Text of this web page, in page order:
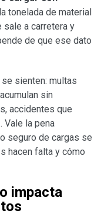
tonelada de material
sale a carretera y
de que ese dato
sienten: multas
sin
accidentes que
Vale la pena
seguro de cargas se
hacen falta y cómo
impacta